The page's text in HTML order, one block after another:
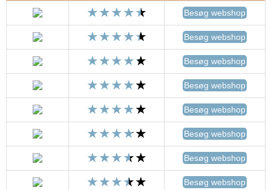
Besøg webshop
Besøg webshop
Besøg webshop
Besøg webshop
Besøg webshop
Besøg webshop
Besøg webshop
Besøg webshop